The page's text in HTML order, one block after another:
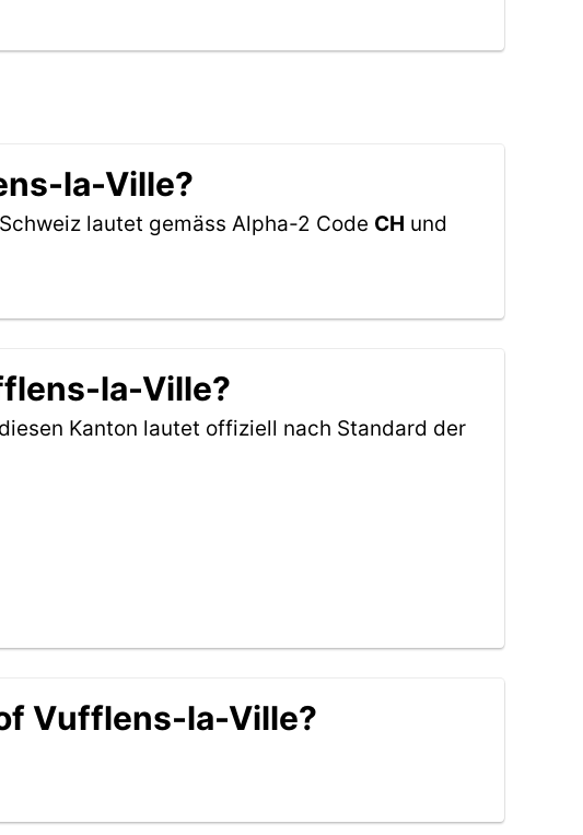
la-Ville?
lautet gemäss Alpha-2 Code CH und
la-Ville?
Kanton lautet offiziell nach Standard der
Vufflens-la-Ville?